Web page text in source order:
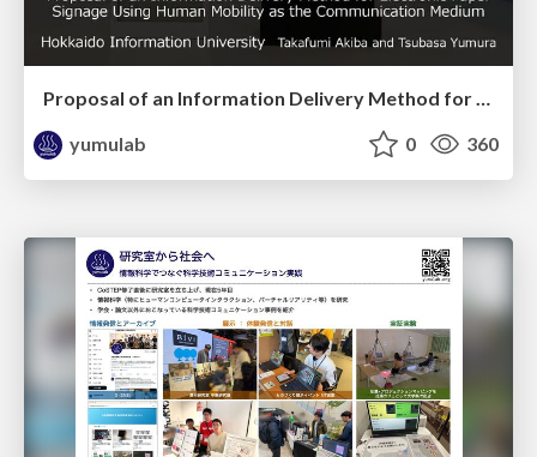
Proposal of an Information Delivery Method for Electronic Paper Signage Using Human Mobility as the Communication Medium / ICCE-Asia 2025
yumulab
0 360